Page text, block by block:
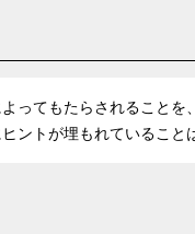
てもたらされること
ントが埋もれているこ